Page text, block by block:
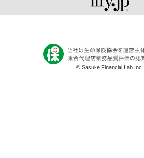
© Sasuke Financial Lab Inc.